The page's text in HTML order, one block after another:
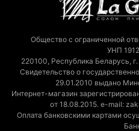
Общество с ограниченной
УНП
220100, Республика Беларусь,
Свидетельство о
29.01.2010 выдано
Интернет-магазин
от 18.08.2015. e-mail:
Оплата банковскими картами